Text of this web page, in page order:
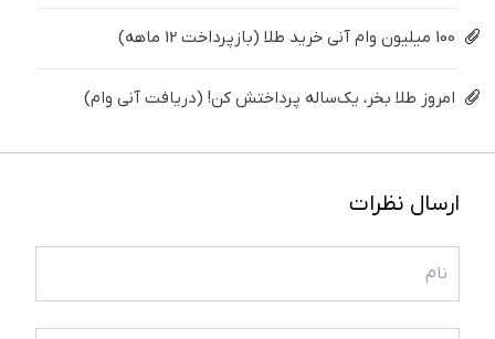
100 میلیون وام آنی خرید طلا (بازپرداخت 12 ماهه)
امروز طلا بخر، یک‌ساله پرداختش کن! (دریافت آنی وام)
ارسال نظرات